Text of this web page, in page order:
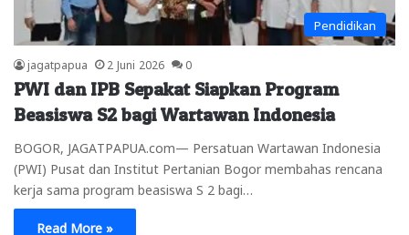
Pendidikan
jagatpapua 2 Juni 2026 0
PWI dan IPB Sepakat Siapkan Program
Beasiswa S2 bagi Wartawan Indonesia
BOGOR, JAGATPAPUA.com— Persatuan Wartawan Indonesia
(PWI) Pusat dan Institut Pertanian Bogor membahas rencana
kerja sama program beasiswa S 2 bagi…
Read More »